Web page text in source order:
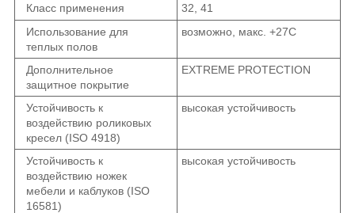
Класс применения
32, 41
Использование для
теплых полов
возможно, макс. +27С
Дополнительное
защитное покрытие
EXTREME PROTECTION
Устойчивость к
воздействию роликовых
кресел (ISO 4918)
высокая устойчивость
Устойчивость к
воздействию ножек
мебели и каблуков (ISO
16581)
высокая устойчивость